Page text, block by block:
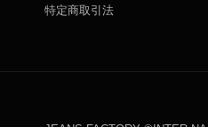
特定商取引法